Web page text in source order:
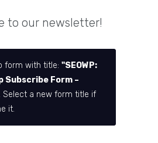
to our newsletter!
form with title:"SEOWP:
Subscribe Form –
. Select a new form title if
it.